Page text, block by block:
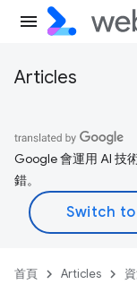
Articles
Google 會運用 AI 技
錯。
首頁 Articles